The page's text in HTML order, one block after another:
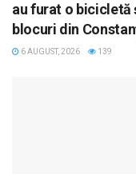
au furat o
blocuri din
6 AUGUST, 2026 139